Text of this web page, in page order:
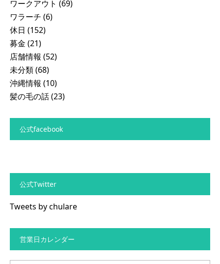
ワークアウト (69)
ワラーチ (6)
休日 (152)
募金 (21)
店舗情報 (52)
未分類(68)
沖縄情報 (10)
髪の毛の話(23)
公式facebook
公式Twitter
Tweets by chulare
営業日カレンダー